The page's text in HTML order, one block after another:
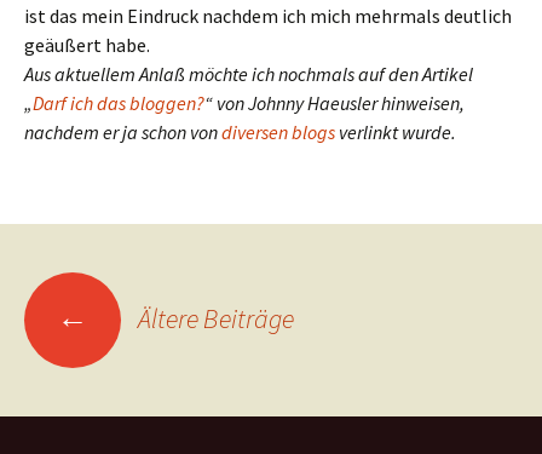
ist das mein Eindruck nachdem ich mich mehrmals deutlich
geäußert habe.
Aus aktuellem Anlaß möchte ich nochmals auf den Artikel
„Darf ich das bloggen?“ von Johnny Haeusler hinweisen,
nachdem er ja schon vondiversen blogs verlinkt wurde.
Beitragsnavigation
← Ältere Beiträge